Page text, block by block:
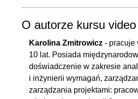
O autorze kursu video
Karolina Zmitrowicz - pracuje
10 lat. Posiada
doświadczenie w zakresie
i inżynierii wymagań,
zarządzania projektami: